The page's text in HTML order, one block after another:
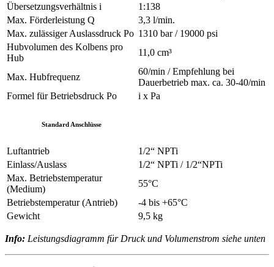
Übersetzungsverhältnis i
1:138
Max. Förderleistung Q
3,3 l/min.
Max. zulässiger Auslassdruck Po 1310 bar / 19000 psi
Hubvolumen des Kolbens pro
Hub
11,0 cm³
Max. Hubfrequenz
60/min / Empfehlung bei
Dauerbetrieb max. ca. 30-40/min
Formel für Betriebsdruck Po
i x Pa
Standard Anschlüsse
Luftantrieb
1/2“ NPTi
Einlass/Auslass
1/2“ NPTi / 1/2“NPTi
Max. Betriebstemperatur
(Medium)
55°C
Betriebstemperatur (Antrieb)
-4 bis +65°C
Gewicht
9,5 kg
Info: Leistungsdiagramm für Druck und Volumenstrom siehe unten